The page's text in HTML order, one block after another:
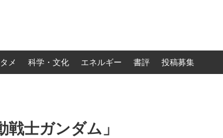
メ 科学・文化 エネルギー 書評 投稿募集
士ガンダム」